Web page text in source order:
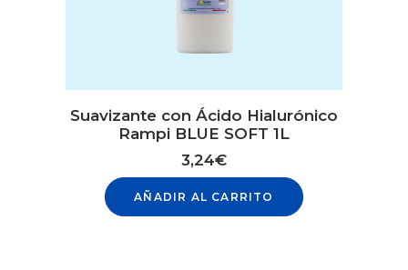
Suavizante con Ácido Hialurónico
Rampi BLUE SOFT 1L
3,24€
AÑADIR AL CARRITO